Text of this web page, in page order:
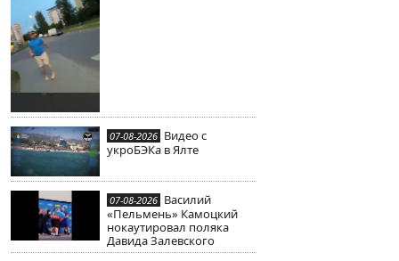
07-08-2026 Видео с
укроБЭКа в Ялте
07-08-2026 Василий
«Пельмень» Камоцкий
нокаутировал поляка
Давида Залевского